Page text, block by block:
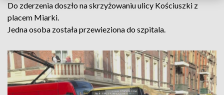
Do zderzenia doszło na skrzyżowaniu ulicy Kościuszki z
placem Miarki.
Jedna osoba została przewieziona do szpitala.